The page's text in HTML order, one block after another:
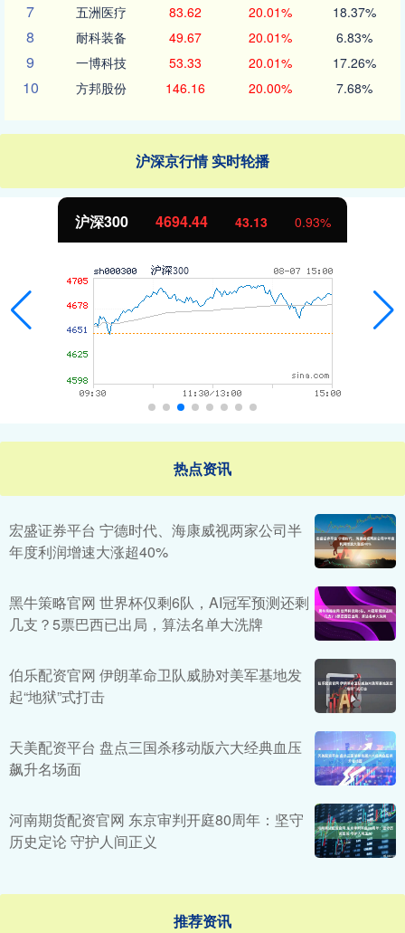
7 五洲医疗 83.62 20.01% 18.37%
8 耐科装备 49.67 20.01% 6.83%
9 一博科技 53.33 20.01% 17.26%
10 方邦股份 146.16 20.00% 7.68%
沪深京行情 实时轮播
北证50 1134.24 11.37 1.01%
热点资讯
宏盛证券平台 宁德时代、海康威视两家公司半
年度利润增速大涨超40%
黑牛策略官网 世界杯仅剩6队，AI冠军预测还剩
几支？5票巴西已出局，算法名单大洗牌
伯乐配资官网 伊朗革命卫队威胁对美军基地发
起“地狱”式打击
天美配资平台 盘点三国杀移动版六大经典血压
飙升名场面
河南期货配资官网 东京审判开庭80周年：坚守
历史定论 守护人间正义
推荐资讯